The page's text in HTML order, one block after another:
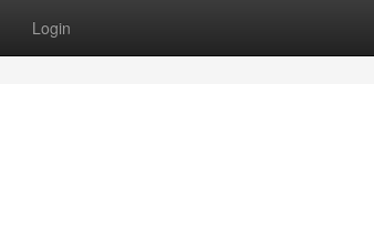
Login